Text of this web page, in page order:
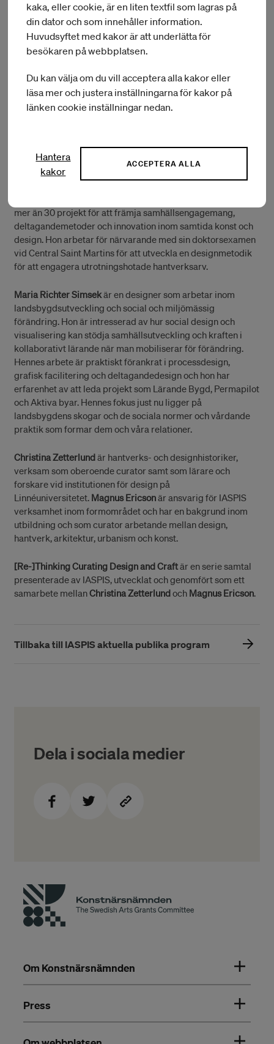
sympraxis, vid ”the laughing kiln”, Vasoulla Adamou och
Loukia Kaourani, 2022, Kornos.
och curator med många års erfarenhet av socialt
engagerade praktiker inom konst, civilsamhälle och inom
högre utbildning. Sedan 2013 har hon grundat Xarkis NGO
mer än 30 projekt för att främja samhällsengagemang,
deltagandemetoder och innovation inom samtida konst och
design. Hon arbetar för närvarande med sin doktorsexamen
vid Central Saint Martins för att utveckla en designmetodik
för att engagera utrotningshotade hantverksarv.
Maria Richter Simsekär en designer som arbetar inom
landsbygdsutveckling och social och miljömässig
förändring. Hon är intresserad av hur social design och
visualisering kan stödja samhällsutveckling och kraften i
kollaborativt lärande när man mobiliserar för förändring.
Hennes arbete är praktiskt förankrat i processdesign,
grafisk facilitering och deltagandedesign och hon har
erfarenhet av att leda projekt som Lärande Bygd, Permapilot
och Aktiva byar. Hennes fokus just nu ligger på
landsbygdens skogar och de sociala normer och vårdande
praktik som formar dem och våra relationer.
Christina Zetterlundär hantverks- och designhistoriker,
verksam som oberoende curator samt som lärare och
forskare vid institutionen för design på
Linnéuniversitetet. Magnus Ericsonär ansvarig för IASPIS
verksamhet inom formområdet och har en bakgrund inom
utbildning och som curator arbetande mellan design,
hantverk, arkitektur, urbanism och konst.
[Re-]Thinking Curating Design and Craftär en serie samtal
presenterade av IASPIS, utvecklat och genomfört som ett
samarbete mellanChristina Zetterlundoch Magnus Ericson.
Tillbaka till IASPIS aktuella publika program
Dela i sociala medier
Om Konstnärsnämnden
Press
kaka, eller cookie, är en liten textfil som lagras på
din dator och som innehåller information.
Huvudsyftet med kakor är att underlätta för
besökaren på webbplatsen.
Du kan välja om du vill acceptera alla kakor eller
läsa mer och justera inställningarna för kakor på
länken cookie inställningar nedan.
Hantera
kakor
ACCEPTERA ALLA